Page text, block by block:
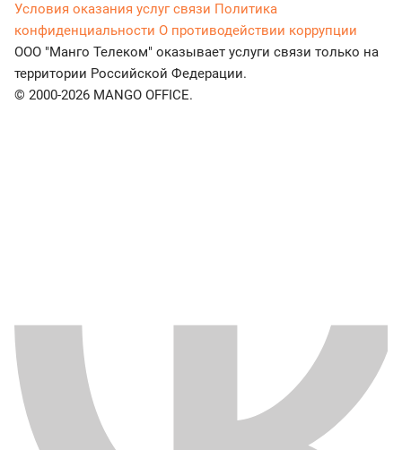
Условия оказания услуг связи Политика
конфиденциальности О противодействии коррупции
ООО "Манго Телеком" оказывает услуги связи только на
территории Российской Федерации.
© 2000-2026 MANGO OFFICE.